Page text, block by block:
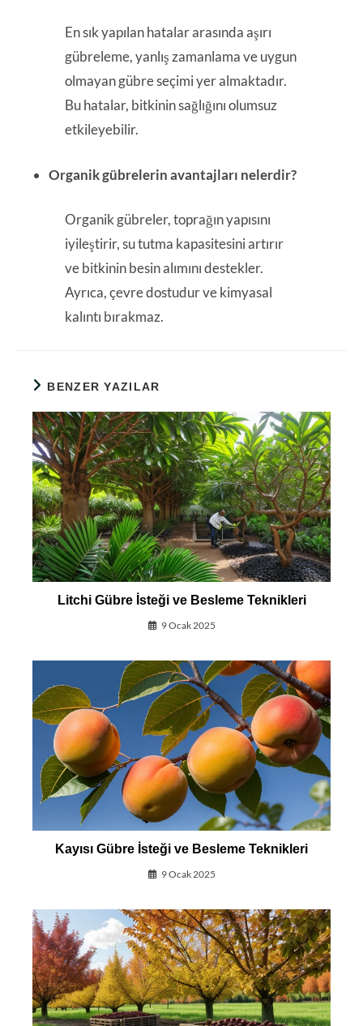
En sık yapılan hatalar arasında aşırı
gübreleme, yanlış zamanlama ve uygun
olmayan gübre seçimi yer almaktadır.
Bu hatalar, bitkinin sağlığını olumsuz
etkileyebilir.
Organik gübrelerin avantajları nelerdir?
Organik gübreler, toprağın yapısını
iyileştirir, su tutma kapasitesini artırır
ve bitkinin besin alımını destekler.
Ayrıca, çevre dostudur ve kimyasal
kalıntı bırakmaz.
BENZER YAZILAR
Litchi Gübre İsteği ve Besleme Teknikleri
9 Ocak 2025
Kayısı Gübre İsteği ve Besleme Teknikleri
9 Ocak 2025